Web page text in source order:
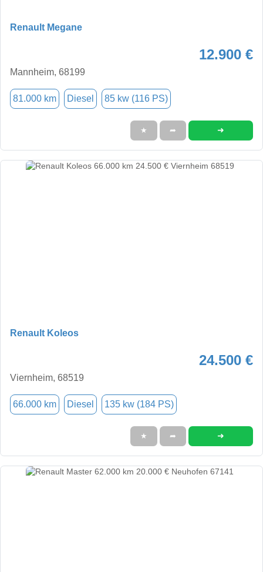
Renault Megane
12.900 €
Mannheim, 68199
81.000 km Diesel 85 kw (116 PS)
★ ➦ ➜
Renault Koleos
24.500 €
Viernheim, 68519
66.000 km Diesel 135 kw (184 PS)
★ ➦ ➜